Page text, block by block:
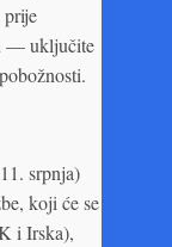
— uključite
srpnja)
koji će se
i Irska),